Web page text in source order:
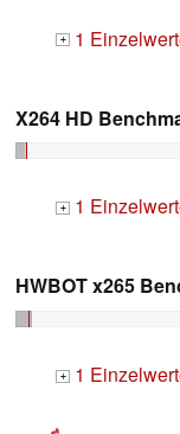
+ 1
X264 HD
+ 1
HWBOT x265
+ 1